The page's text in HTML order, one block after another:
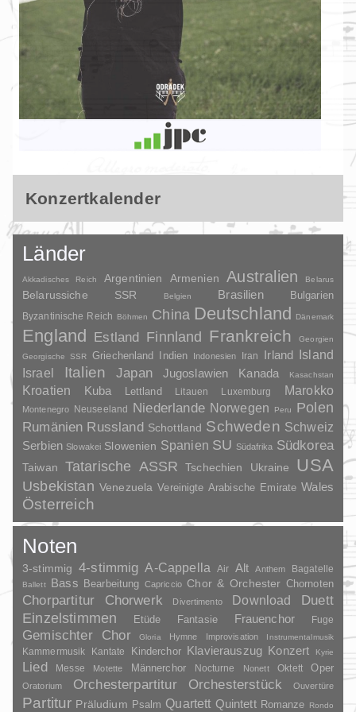
Konzertkalender
Länder
Akkadisches Reich Argentinien Armenien Australien Belarus
Belarussiche SSR Belgien Brasilien Bulgarien
Byzantinische Reich Böhmen China Deutschland Dänemark
England Estland Finnland Frankreich
Georgien
Georgische SSR
Griechenland Indien Indonesien Iran Irland
Island
Israel
Italien Japan Jugoslawien Kanada Kasachstan
Kroatien Kuba Lettland Litauen Luxemburg Marokko
Montenegro Neuseeland Niederlande Norwegen Peru
Polen
Rumänien Russland Schottland Schweden Schweiz
Serbien Slowakei Slowenien Spanien SU Südafrika Südkorea
Taiwan Tatarische ASSR Tschechien Ukraine USA
Usbekistan Venezuela Vereinigte Arabische Emirate Wales
Österreich
Noten
3-stimmig 4-stimmig A-Cappella Air Alt Anthem Bagatelle
Ballett Bass Bearbeitung Capriccio Chor & Orchester Chornoten
Chorpartitur Chorwerk Divertimento Download
Duett
Einzelstimmen
Etüde Fantasie Frauenchor Fuge
Gemischter Chor Gloria Hymne Improvisation Instrumentalmusik
Kammermusik Kantate Kinderchor Klavierauszug Konzert Kyrie
Lied Messe Motette Männerchor Nocturne Nonett Oktett Oper
Oratorium Orchesterpartitur Orchesterstück Ouvertüre
Partitur Präludium Psalm Quartett Quintett Romanze Rondo